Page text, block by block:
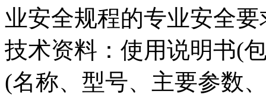
业安全规程的专业安全
技术资料：使用说明书(
(名称、型号、主要参数